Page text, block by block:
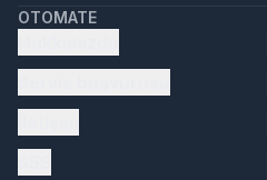
OTOMATE